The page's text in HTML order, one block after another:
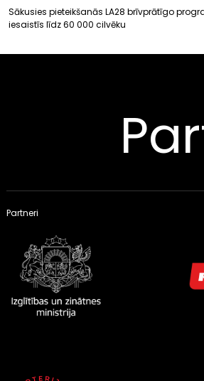
Sākusies pieteikšanās LA28 brīvprātīgo
iesaistīs līdz 60 000 cilvēku
Partneri